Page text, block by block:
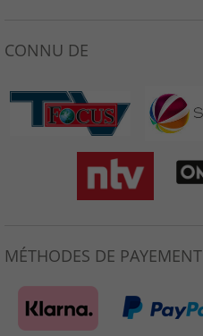
CONNU DE
MÉTHODES DE PAYEMENT